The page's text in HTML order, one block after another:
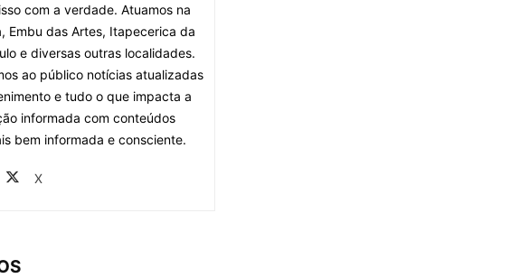
com a verdade. Atuamos na
Embu das Artes, Itapecerica da
e diversas outras localidades.
ao público notícias atualizadas
e tudo o que impacta a
informada com conteúdos
bem informada e consciente.
X